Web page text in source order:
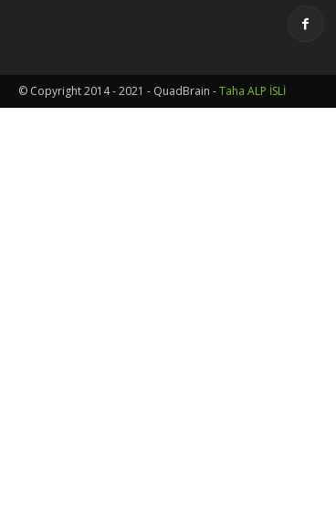
© Copyright 2014 - 2021 - QuadBrain -Taha ALP İSLİ